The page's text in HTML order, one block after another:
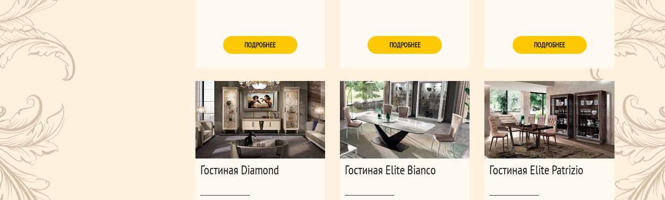
ПОДРОБНЕЕ ПОДРОБНЕЕ ПОДРОБНЕЕ
Гостиная Diamond Гостиная Elite Bianco Гостиная Elite Patrizio